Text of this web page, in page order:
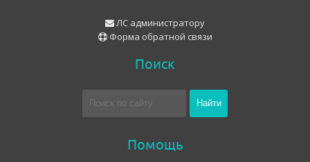
ЛС администратору
Форма обратной связи
Поиск
Помощь